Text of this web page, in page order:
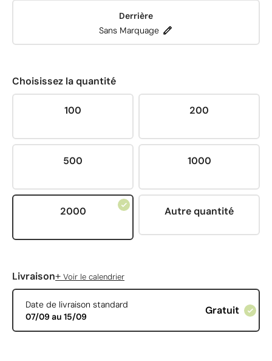
Derrière
Sans Marquage
Choisissez la quantité
100 200
500 1000
2000 Autre quantité
Livraison+ Voir le calendrier
Date de livraison standard
07/09 au 15/09
Gratuit